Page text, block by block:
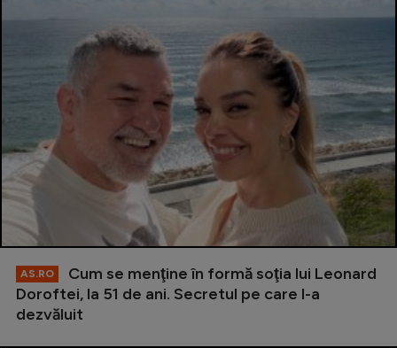
AS.RO
Cum se menţine în formă soţia lui Leonard
Doroftei, la 51 de ani. Secretul pe care l-a
dezvăluit